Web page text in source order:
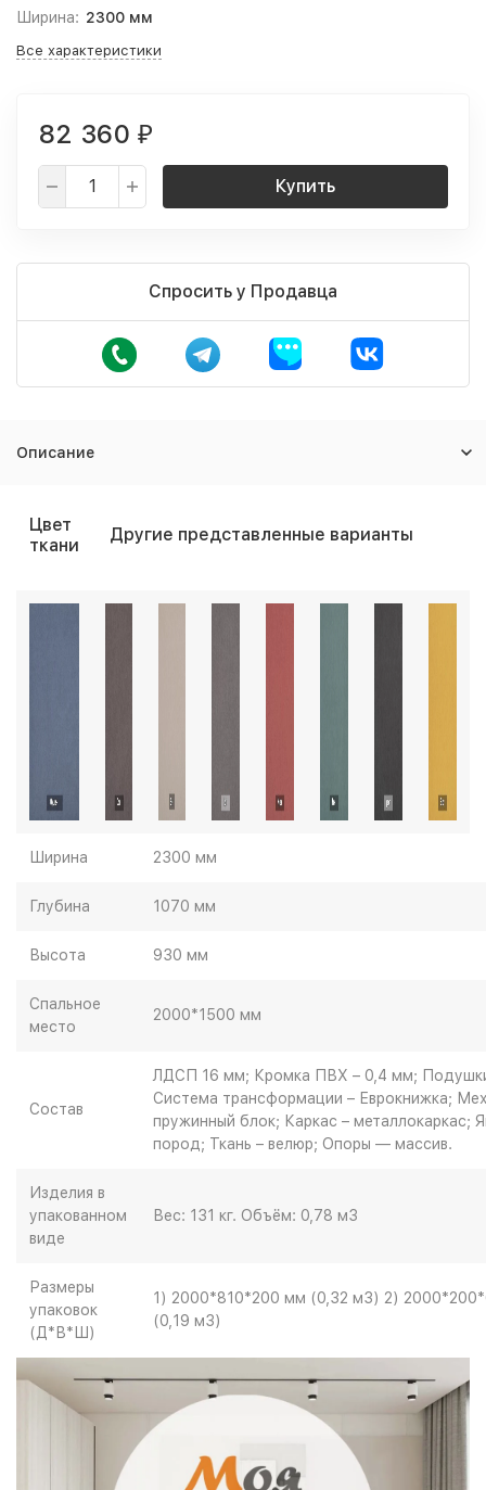
Ширина: 2300 мм
Все характеристики
82 360 ₽
Купить
Спросить у Продавца
Описание
Цвет
ткани
Другие представленные варианты
Ширина 2300 мм
Глубина 1070 мм
Высота 930 мм
Спальное
место
2000*1500 мм
Состав
ЛДСП 16 мм; Кромка ПВХ – 0,4 мм;
Система трансформации – Еврокнижка;
пружинный блок; Каркас – металлокаркас;
пород; Ткань – велюр; Опоры — массив.
Изделия в
упакованном
виде
Вес: 131 кг. Объём: 0,78 м3
Размеры
упаковок
(Д*В*Ш)
1) 2000*810*200 мм (0,32 м3) 2)
(0,19 м3)